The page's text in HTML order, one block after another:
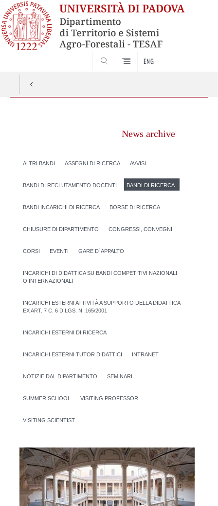
ENG
News archive
ALTRI BANDI ASSEGNI DI RICERCA AVVISI
BANDI DI RECLUTAMENTO DOCENTI BANDI DI RICERCA
BANDI INCARICHI DI RICERCA BORSE DI RICERCA
CHIUSURE DI DIPARTIMENTO CONGRESSI, CONVEGNI
CORSI EVENTI GARE D`APPALTO
INCARICHI DI DIDATTICA SU BANDI COMPETITIVI NAZIONALI
O INTERNAZIONALI
INCARICHI ESTERNI ATTIVITÀ A SUPPORTO DELLA DIDATTICA
EX ART. 7 C. 6 D.LGS. N. 165/2001
INCARICHI ESTERNI DI RICERCA
INCARICHI ESTERNI TUTOR DIDATTICI INTRANET
NOTIZIE DAL DIPARTIMENTO SEMINARI
SUMMER SCHOOL VISITING PROFESSOR
VISITING SCIENTIST